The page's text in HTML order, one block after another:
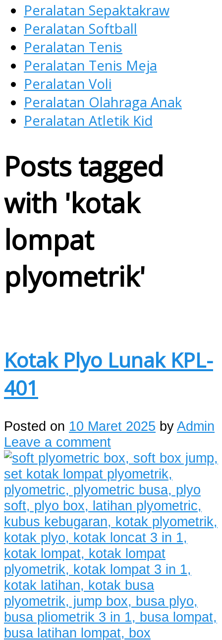
Peralatan Sepaktakraw
Peralatan Softball
Peralatan Tenis
Peralatan Tenis Meja
Peralatan Voli
Peralatan Olahraga Anak
Peralatan Atletik Kid
Posts tagged
with 'kotak
lompat
plyometrik'
Kotak Plyo Lunak KPL-
401
Posted on 10 Maret 2025 byAdmin
Leave a comment